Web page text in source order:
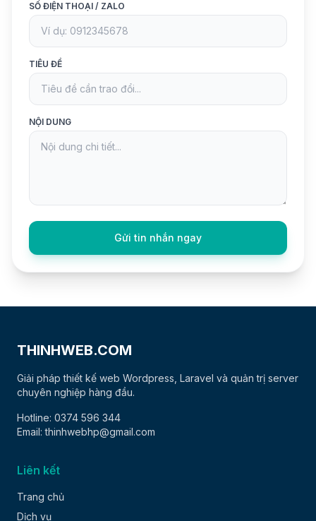
SỐ ĐIỆN THOẠI / ZALO
TIÊU ĐỀ
NỘI DUNG
Gửi tin nhắn ngay
THINHWEB.COM
Giải pháp thiết kế web Wordpress, Laravel và quản trị server
chuyên nghiệp hàng đầu.
Hotline: 0374 596 344
Email: thinhwebhp@gmail.com
Liên kết
Trang chủ
Dịch vụ